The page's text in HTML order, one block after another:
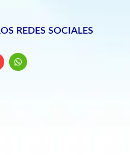
REDES SOCIALES